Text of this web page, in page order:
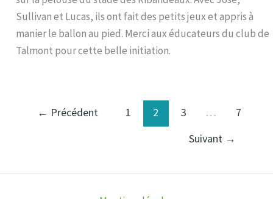
Sullivan et Lucas, ils ont fait des petits jeux et appris à
manier le ballon au pied. Merci aux éducateurs du club de
Talmont pour cette belle initiation.
← Précédent 1 2 3 …
7
Suivant →